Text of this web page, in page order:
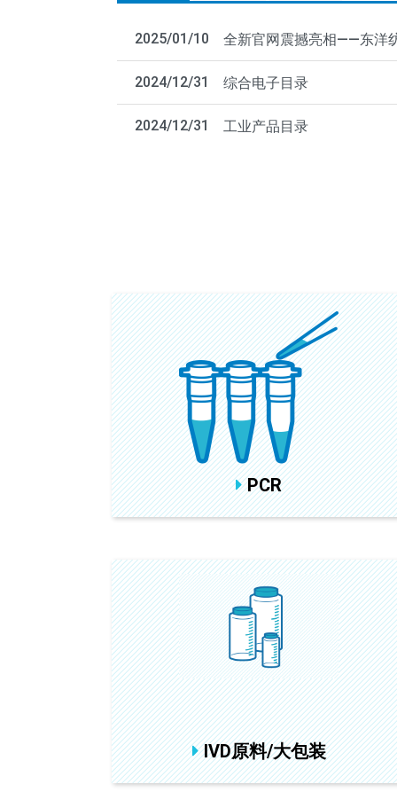
2025/01/10 全新官网震撼亮相——东洋
2024/12/31 综合电子目录
2024/12/31 工业产品目录
PCR
IVD原料/大包装